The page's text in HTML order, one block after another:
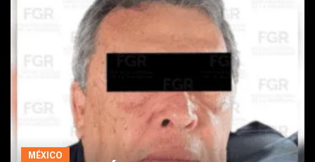
MÉXICO